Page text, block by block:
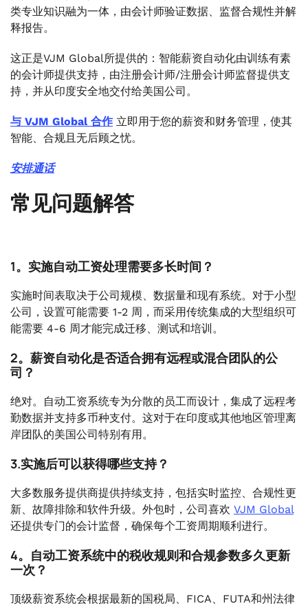
类专业知识融为一体，由会计师验证数据、监督合规性并解
释报告。
这正是VJM Global所提供的：智能薪资自动化由训练有素
的会计师提供支持，由注册会计师/注册会计师监督提供支
持，并从印度安全地交付给美国公司。
与 VJM Global 合作立即用于您的薪资和财务管理，使其
智能、合规且无后顾之忧。
安排通话
常见问题解答
1。实施自动工资处理需要多长时间？
实施时间表取决于公司规模、数据量和现有系统。对于小型
公司，设置可能需要 1-2 周，而采用传统集成的大型组织可
能需要 4-6 周才能完成迁移、测试和培训。
2。薪资自动化是否适合拥有远程或混合团队的公
司？
绝对。自动工资系统专为分散的员工而设计，集成了远程考
勤数据并支持多币种支付。这对于在印度或其他地区管理离
岸团队的美国公司特别有用。
3.实施后可以获得哪些支持？
大多数服务提供商提供持续支持，包括实时监控、合规性更
新、故障排除和软件升级。外包时，公司喜欢 VJM Global
还提供专门的会计监督，确保每个工资周期顺利进行。
4。自动工资系统中的税收规则和合规参数多久更新
一次？
顶级薪资系统会根据最新的国税局、FICA、FUTA和州法律